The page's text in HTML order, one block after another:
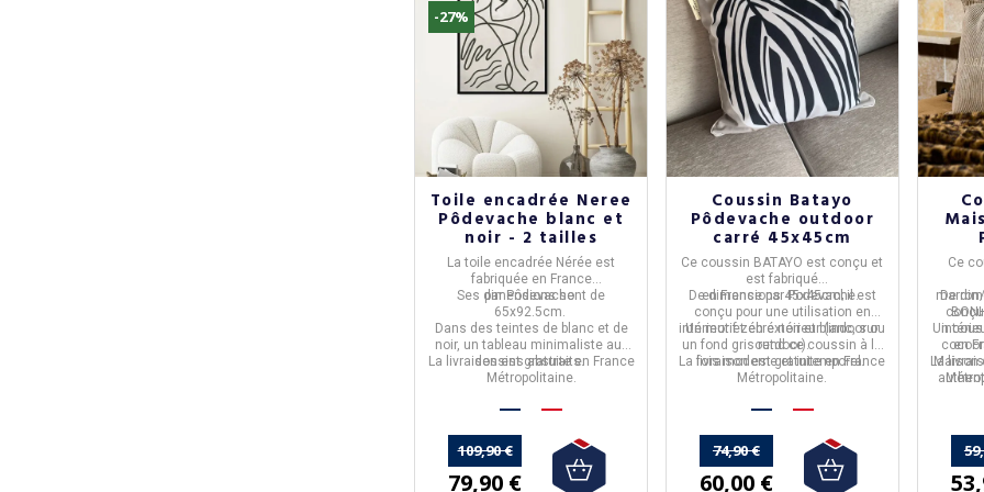
-27%
Toile encadrée Neree
Pôdevache blanc et
noir - 2 tailles
La toile encadrée Nérée est
fabriquée en France
parPôdevache.
Ses dimensions sont de
65x92.5cm.
Dans des teintes de blanc et de
noir, un tableau minimaliste aux
dessins abstraits.
La livraison est gratuite en France
Métropolitaine.
109,90 €
79,90 €
Coussin Batayo
Pôdevache outdoor
carré 45x45cm
Ce coussin BATAYO est conçu et
est fabriqué
enFranceparPodevache.
De dimensions45x45cm; il est
conçu pour une utilisation en
intérieur et en extérieur (indoor ou
outdoor).
Un motif zébré noir et blanc, sur
un fond gris rend ce coussin à la
fois moderne et intemporel.
La livraison est gratuite en France
Métropolitaine.
74,90 €
60,00 €
Ce
en
De
Un
Maison
La